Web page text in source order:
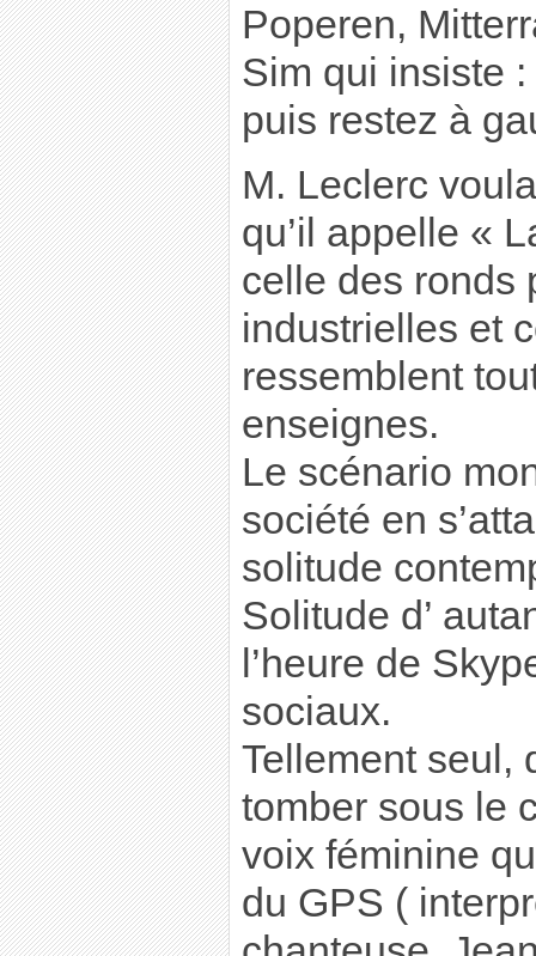
Poperen,
Sim qui insiste
puis restez à
M. Leclerc
qu’il appelle «
celle des ronds
industrielles et
ressemblent
enseignes.
Le scénario
société en
solitude
Solitude d’
l’heure de
sociaux.
Tellement seul,
tomber sous le
voix féminine
du GPS (